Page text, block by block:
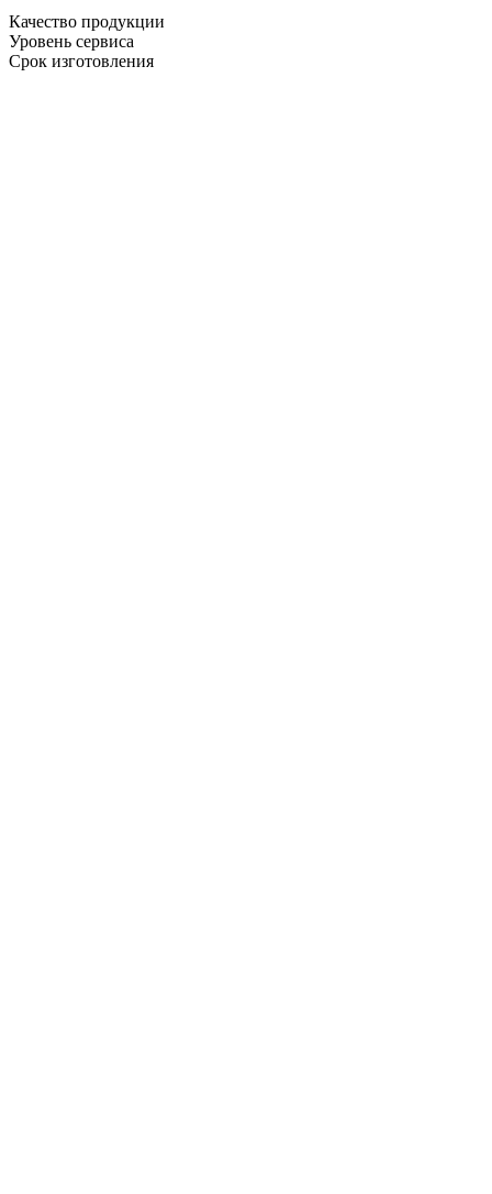
Качество продукции
Уровень сервиса
Срок изготовления